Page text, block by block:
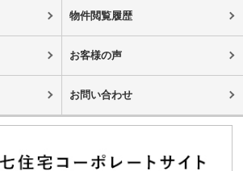
物件閲覧履歴
お客様の声
お問い合わせ